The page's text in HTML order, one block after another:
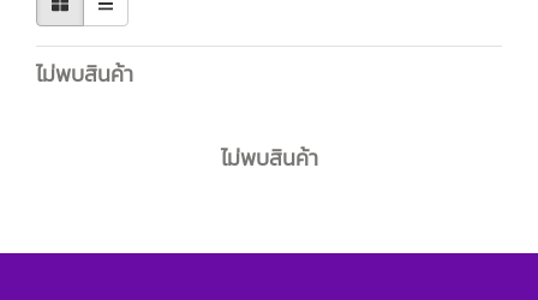
ไม่พบสินค้า
ไม่พบสินค้า